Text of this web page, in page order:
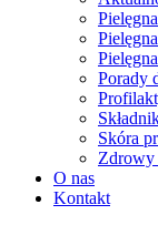
Porady
Skóra
Zdrowy
O nas
Kontakt